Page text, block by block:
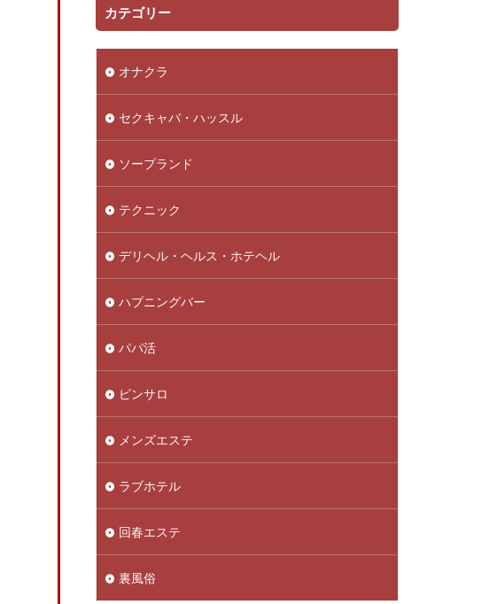
カテゴリー
オナクラ
セクキャバ・ハッスル
ソープランド
テクニック
デリヘル・ヘルス・ホテヘル
ハプニングバー
パパ活
ピンサロ
メンズエステ
ラブホテル
回春エステ
裏風俗